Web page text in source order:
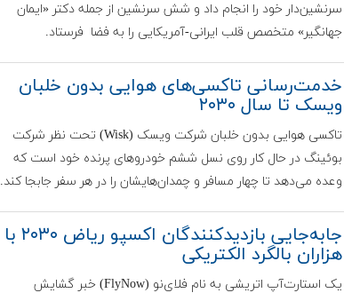
سرنشین‌دار خود را انجام داد و شش سرنشین از جمله دکتر «ایمان
جهانگیر» متخصص قلب ایرانی-آمریکایی را به فضا فرستاد.
خدمت‌رسانی تاکسی‌های هوایی بدون خلبان
ویسک تا سال ۲۰۳۰
تاکسی هوایی بدون خلبان شرکت ویسک (Wisk) تحت نظر شرکت
بوئینگ در حال کار روی نسل ششم خودروهای پرنده خود است که
وعده می‌دهد تا چهار مسافر و چمدان‌هایشان را در هر سفر جابجا کند.
جابه‌جایی بازدیدکنندگان اکسپو ریاض ۲۰۳۰ با
هزاران بالگرد الکتریکی
یک استارت‌آپ اتریشی به نام فلای‌نو (FlyNow) خبر گشایش